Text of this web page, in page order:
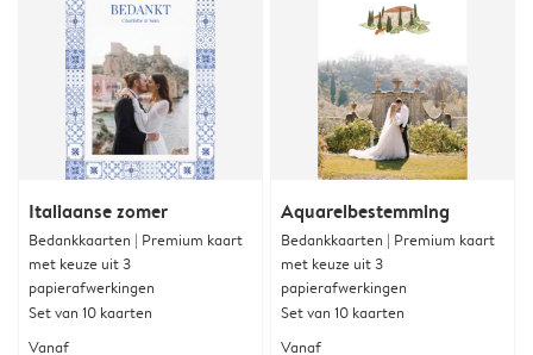
Italiaanse zomer
Bedankkaarten | Premium kaart
met keuze uit 3
papierafwerkingen
Set van 10 kaarten
Vanaf
Aquarelbestemming
Bedankkaarten | Premium kaart
met keuze uit 3
papierafwerkingen
Set van 10 kaarten
Vanaf